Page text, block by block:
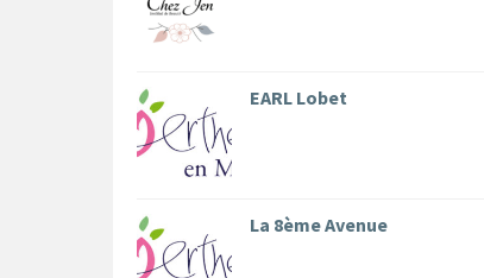
EARL Lobet
La 8ème Avenue